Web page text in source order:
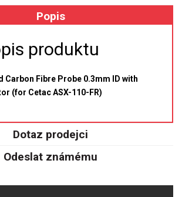
XRF
ROZTOKY A RM
Popis
produktu
Carbon Fibre Probe 0.3mm ID with
(for Cetac ASX-110-FR)
Dotaz prodejci
Odeslat známému